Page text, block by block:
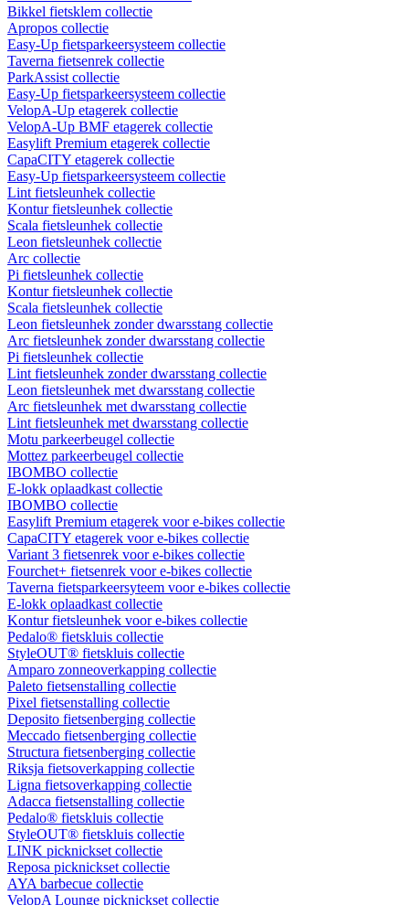
Bikkel fietsklem collectie
Apropos collectie
Easy-Up fietsparkeersysteem collectie
Taverna fietsenrek collectie
ParkAssist collectie
Easy-Up fietsparkeersysteem collectie
VelopA-Up etagerek collectie
VelopA-Up BMF etagerek collectie
Easylift Premium etagerek collectie
CapaCITY etagerek collectie
Easy-Up fietsparkeersysteem collectie
Lint fietsleunhek collectie
Kontur fietsleunhek collectie
Scala fietsleunhek collectie
Leon fietsleunhek collectie
Arc collectie
Pi fietsleunhek collectie
Kontur fietsleunhek collectie
Scala fietsleunhek collectie
Leon fietsleunhek zonder dwarsstang collectie
Arc fietsleunhek zonder dwarsstang collectie
Pi fietsleunhek collectie
Lint fietsleunhek zonder dwarsstang collectie
Leon fietsleunhek met dwarsstang collectie
Arc fietsleunhek met dwarsstang collectie
Lint fietsleunhek met dwarsstang collectie
Motu parkeerbeugel collectie
Mottez parkeerbeugel collectie
IBOMBO collectie
E-lokk oplaadkast collectie
IBOMBO collectie
Easylift Premium etagerek voor e-bikes collectie
CapaCITY etagerek voor e-bikes collectie
Variant 3 fietsenrek voor e-bikes collectie
Fourchet+ fietsenrek voor e-bikes collectie
Taverna fietsparkeersyteem voor e-bikes collectie
E-lokk oplaadkast collectie
Kontur fietsleunhek voor e-bikes collectie
Pedalo® fietskluis collectie
StyleOUT® fietskluis collectie
Amparo zonneoverkapping collectie
Paleto fietsenstalling collectie
Pixel fietsenstalling collectie
Deposito fietsenberging collectie
Meccado fietsenberging collectie
Structura fietsenberging collectie
Riksja fietsoverkapping collectie
Ligna fietsoverkapping collectie
Adacca fietsenstalling collectie
Pedalo® fietskluis collectie
StyleOUT® fietskluis collectie
LINK picknickset collectie
Reposa picknickset collectie
AYA barbecue collectie
VelopA Lounge picknickset collectie